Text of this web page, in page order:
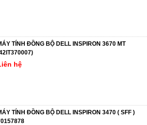
TÍNH ĐỒNG BỘ DELL INSPIRON 3670 MT
hệ
TÍNH ĐỒNG BỘ DELL INSPIRON 3470 ( SFF )